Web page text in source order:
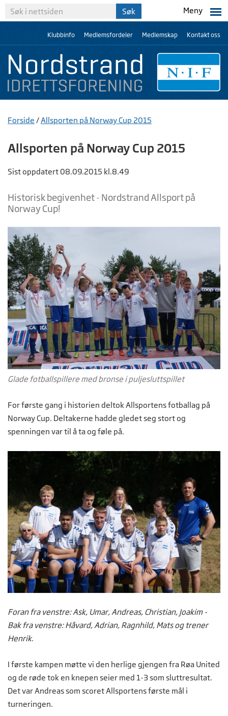
Meny
Klubbinfo Medlemsfordeler Medlemskap Kontakt oss
Forside /Allsporten på Norway Cup 2015
Allsporten på Norway Cup 2015
Sist oppdatert 08.09.2015 kl.8.49
Historisk begivenhet - Nordstrand Allsport på
Norway Cup!
Glade fotballspillere med bronse i puljesluttspillet
For første gang i historien deltok Allsportens fotballag på
Norway Cup. Deltakerne hadde gledet seg stort og
spenningen var til å ta og føle på.
Foran fra venstre: Ask, Umar, Andreas, Christian, Joakim -
Bak fra venstre: Håvard, Adrian, Ragnhild, Mats og trener
Henrik.
I første kampen møtte vi den herlige gjengen fra Røa United
og de røde tok en knepen seier med 1-3 som sluttresultat.
Det var Andreas som scoret Allsportens første mål i
turneringen.